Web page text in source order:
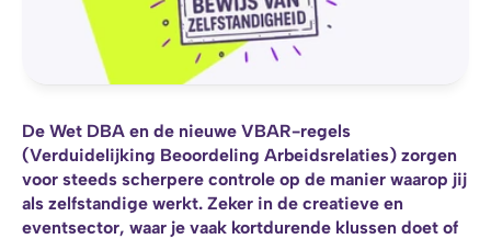
De Wet DBA en de nieuwe VBAR-regels
(Verduidelijking Beoordeling Arbeidsrelaties) zorgen
voor steeds scherpere controle op de manier waarop jij
als zelfstandige werkt. Zeker in de creatieve en
eventsector, waar je vaak kortdurende klussen doet of